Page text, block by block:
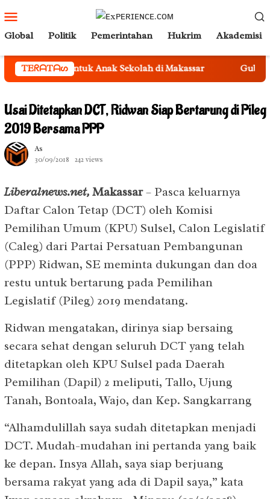
ke
kontenMobile
Global Politik Pemerintahan Hukrim Akademisi
TEᖇᗩTᗩᔕ
untuk Anak Sekolah di Makassar Gubernur Andi
Usai Ditetapkan DCT, Ridwan Siap Bertarung di Pileg
2019 Bersama PPP
As
30/09/2018
242 views
Liberalnews.net, Makassar– Pasca keluarnya
Daftar Calon Tetap (DCT) oleh Komisi
Pemilihan Umum (KPU) Sulsel, Calon Legislatif
(Caleg) dari Partai Persatuan Pembangunan
(PPP) Ridwan, SE meminta dukungan dan doa
restu untuk bertarung pada Pemilihan
Legislatif (Pileg) 2019 mendatang.
Ridwan mengatakan, dirinya siap bersaing
secara sehat dengan seluruh DCT yang telah
ditetapkan oleh KPU Sulsel pada Daerah
Pemilihan (Dapil) 2 meliputi, Tallo, Ujung
Tanah, Bontoala, Wajo, dan Kep. Sangkarrang
“Alhamdulillah saya sudah ditetapkan menjadi
DCT. Mudah-mudahan ini pertanda yang baik
ke depan. Insya Allah, saya siap berjuang
bersama rakyat yang ada di Dapil saya,” kata